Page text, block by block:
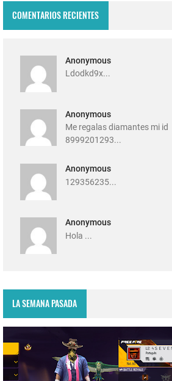
COMENTARIOS RECIENTES
Anonymous
Ldodkd9x...
Anonymous
Me regalas diamantes mi id
8999201293...
Anonymous
129356235...
Anonymous
Hola ...
LA SEMANA PASADA